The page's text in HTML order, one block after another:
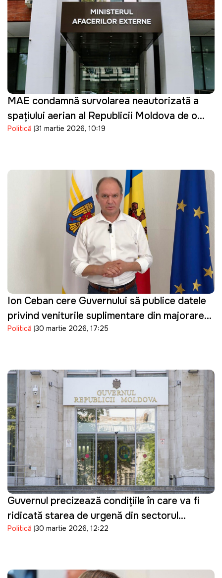
MAE condamnă survolarea neautorizată a
spațiului aerian al Republicii Moldova de o
dronă de tip Shahed: "O încălcare gravă"
Politică 31 martie 2026, 10:19
Ion Ceban cere Guvernului să publice datele
privind veniturile suplimentare din majorarea
prețurilor la carburanți
Politică 30 martie 2026, 17:25
Guvernul precizează condițiile în care va fi
ridicată starea de urgență din sectorul
energetic
Politică 30 martie 2026, 12:22